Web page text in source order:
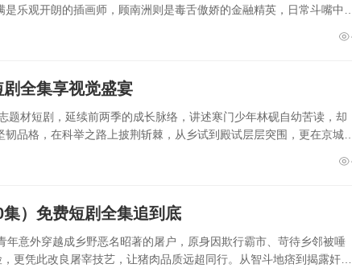
乐观开朗的插画师，顾南洲则是毒舌傲娇的金融精英，日常斗嘴中碰
剧全集享视觉盛宴
题材短剧，延续前两季的成长脉络，讲述寒门少年林砚自幼苦读，却
品格，在科举之路上披荆斩棘，从乡试到殿试层层突围，更在京城结
集）免费短剧全集追到底
年意外穿越成乡野恶名昭著的屠户，原身因欺行霸市、苛待乡邻被唾
更凭此改良屠宰技艺，让猪肉品质远超同行。从智斗地痞到揭露奸商